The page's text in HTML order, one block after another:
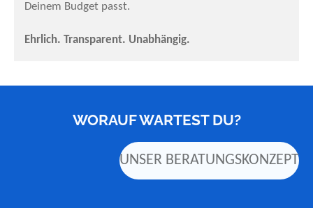
Deinem Budget passt.
Ehrlich. Transparent. Unabhängig.
WORAUF WARTEST DU?
UNSER BERATUNGSKONZEPT